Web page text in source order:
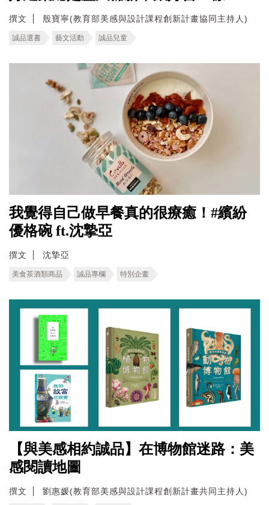
撰文 殷寶寧(教育部美感與設計課程創新計畫協同主持人)
誠品選書 藝文活動 誠品兒童
我覺得自己做早餐真的很療癒！#繽紛
優格碗 ft.沈摯亞
撰文 沈摯亞
美食茶酒類商品 誠品專欄 特別企畫
【與美感相約誠品】在博物館迷路：美
感閱讀地圖
撰文 劉惠媛(教育部美感與設計課程創新計畫共同主持人)